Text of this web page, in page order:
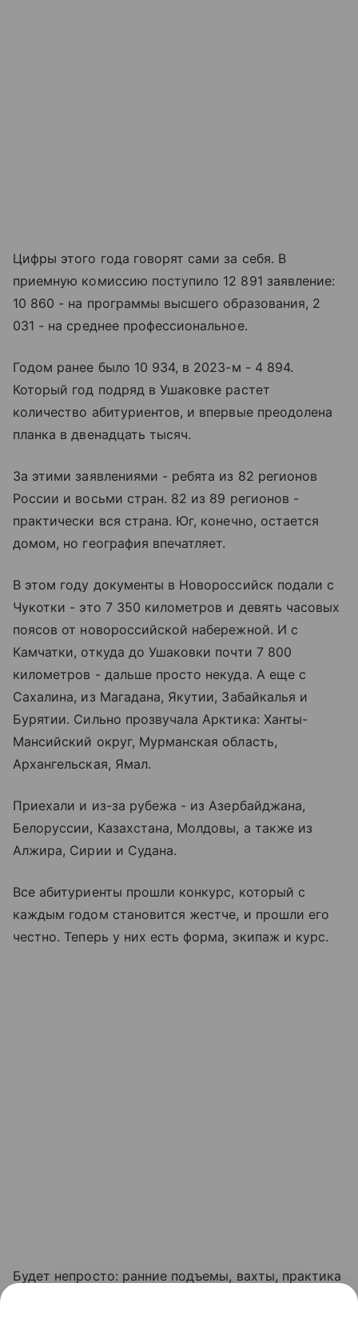
Цифры этого года говорят сами за себя. В
приемную комиссию поступило 12 891 заявление:
10 860 - на программы высшего образования, 2
031 - на среднее профессиональное.
Годом ранее было 10 934, в 2023-м - 4 894.
Который год подряд в Ушаковке растет
количество абитуриентов, и впервые преодолена
планка в двенадцать тысяч.
За этими заявлениями - ребята из 82 регионов
России и восьми стран. 82 из 89 регионов -
практически вся страна. Юг, конечно, остается
домом, но география впечатляет.
В этом году документы в Новороссийск подали с
Чукотки - это 7 350 километров и девять часовых
поясов от новороссийской набережной. И с
Камчатки, откуда до Ушаковки почти 7 800
километров - дальше просто некуда. А еще с
Сахалина, из Магадана, Якутии, Забайкалья и
Бурятии. Сильно прозвучала Арктика: Ханты-
Мансийский округ, Мурманская область,
Архангельская, Ямал.
Приехали и из-за рубежа - из Азербайджана,
Белоруссии, Казахстана, Молдовы, а также из
Алжира, Сирии и Судана.
Все абитуриенты прошли конкурс, который с
каждым годом становится жестче, и прошли его
честно. Теперь у них есть форма, экипаж и курс.
Будет непросто: ранние подъемы, вахты, практика